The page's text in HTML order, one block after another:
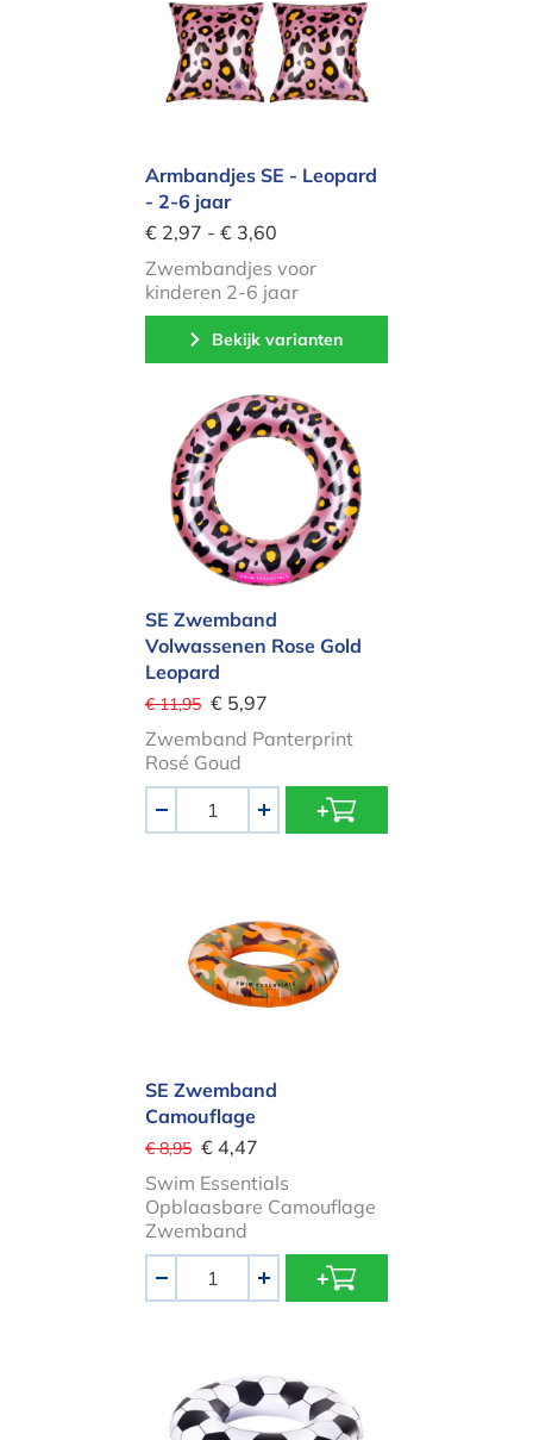
Armbandjes SE - Leopard
- 2-6 jaar
€ 2,97 - € 3,60
Zwembandjes voor
kinderen 2-6 jaar
Bekijk varianten
SE Zwemband Volwassenen Rose
SE Zwemband
Volwassenen Rose Gold
Leopard
€ 11,95 € 5,97
Zwemband Panterprint
Rosé Goud
+
SE Zwemband
Camouflage
€ 8,95 € 4,47
Swim Essentials
Opblaasbare Camouflage
Zwemband
+